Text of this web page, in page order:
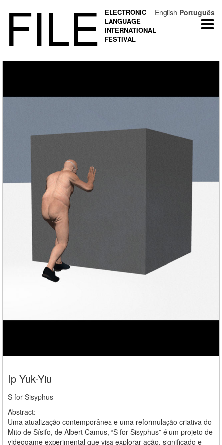
FILE
ELECTRONIC
LANGUAGE
INTERNATIONAL
FESTIVAL
Ip Yuk-Yiu
S for Sisyphus
Abstract:
Uma atualização contemporânea e uma reformulação criativa do
Mito de Sísifo, de Albert Camus, “S for Sisyphus” é um projeto de
videogame experimental que visa explorar ação, significado e
English Português